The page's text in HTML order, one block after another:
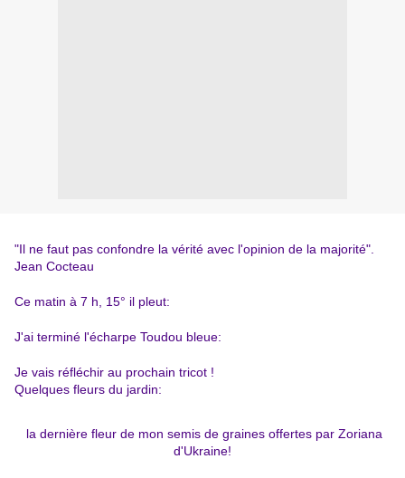
"Il ne faut pas confondre la vérité avec l'opinion de la majorité".
Jean Cocteau
Ce matin à 7 h, 15° il pleut:
J'ai terminé l'écharpe Toudou bleue:
Je vais réfléchir au prochain tricot !
Quelques fleurs du jardin:
la dernière fleur de mon semis de graines offertes par Zoriana
d'Ukraine!